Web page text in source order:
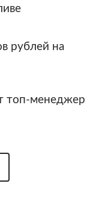
рублей на
топ-менеджер